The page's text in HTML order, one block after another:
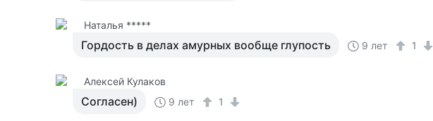
Наталья *****
Гордость в делах амурных вообще глупость 9 лет 1
Алексей Кулаков
Согласен) 9 лет 1